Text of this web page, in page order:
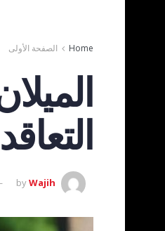
Home الصفحة الأولى
byWajih